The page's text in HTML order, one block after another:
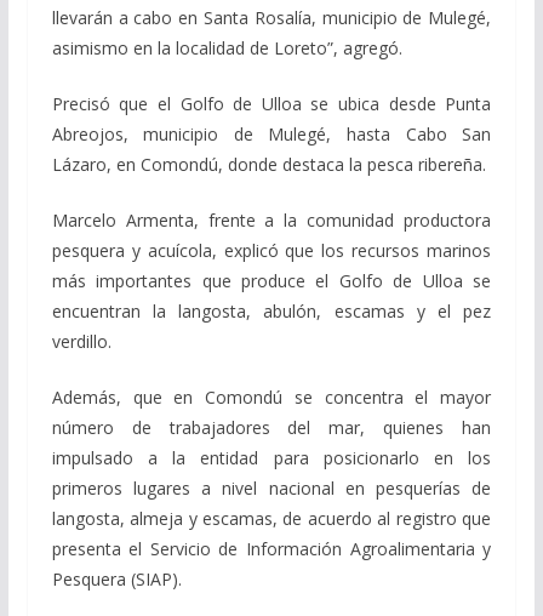
llevarán a cabo en Santa Rosalía, municipio de Mulegé,
asimismo en la localidad de Loreto”, agregó.
Precisó que el Golfo de Ulloa se ubica desde Punta
Abreojos, municipio de Mulegé, hasta Cabo San
Lázaro, en Comondú, donde destaca la pesca ribereña.
Marcelo Armenta, frente a la comunidad productora
pesquera y acuícola, explicó que los recursos marinos
más importantes que produce el Golfo de Ulloa se
encuentran la langosta, abulón, escamas y el pez
verdillo.
Además, que en Comondú se concentra el mayor
número de trabajadores del mar, quienes han
impulsado a la entidad para posicionarlo en los
primeros lugares a nivel nacional en pesquerías de
langosta, almeja y escamas, de acuerdo al registro que
presenta el Servicio de Información Agroalimentaria y
Pesquera (SIAP).